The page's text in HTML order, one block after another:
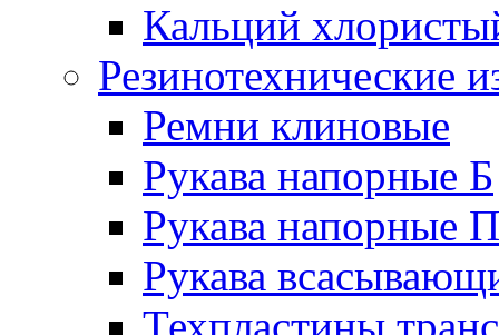
Кальций
Резинотехнические
Ремни клиновые
Рукава напорные Б
Рукава напорные П
Рукава